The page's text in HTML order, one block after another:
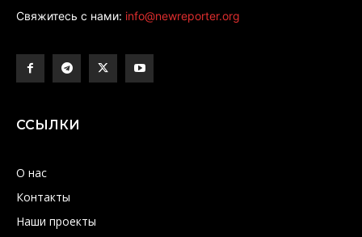
Свяжитесь с нами: info@newreporter.org
ССЫЛКИ
О нас
Контакты
Наши проекты